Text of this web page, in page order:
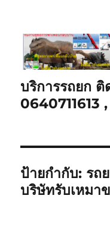
บริการรถยก
ป้ายกำกับ: รถ
บริษัทรับเหมา